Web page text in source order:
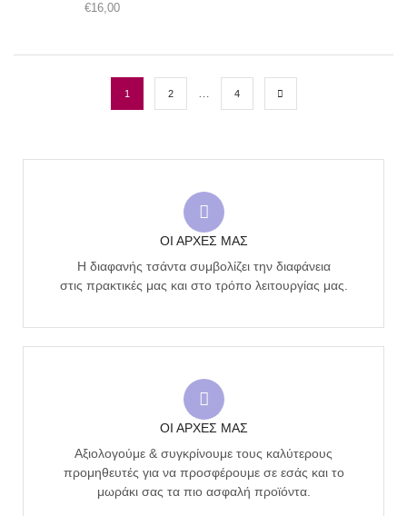
€16,00
1 2 … 4
ΟΙ ΑΡΧΕΣ ΜΑΣ
Η διαφανής τσάντα συμβολίζει την διαφάνεια
στις πρακτικές μας και στο τρόπο λειτουργίας μας.
ΟΙ ΑΡΧΕΣ ΜΑΣ
Αξιολογούμε & συγκρίνουμε τους καλύτερους
προμηθευτές για να προσφέρουμε σε εσάς και το
μωράκι σας τα πιο ασφαλή προϊόντα.